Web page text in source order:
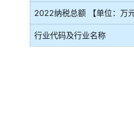
2022纳税总额 【单位：万元
行业代码及行业名称